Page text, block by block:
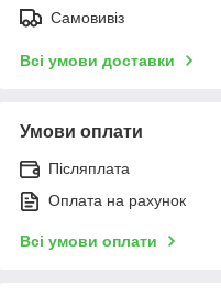
Самовивіз
Всі умови доставки
Умови оплати
Післяплата
Оплата на рахунок
Всі умови оплати